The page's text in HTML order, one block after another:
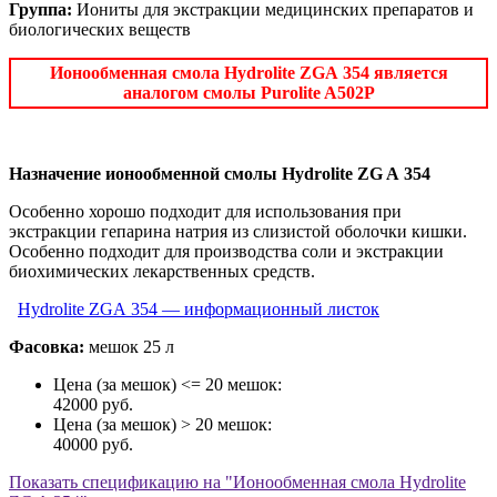
Группа: Иониты для экстракции медицинских препаратов и
биологических веществ
Ионообменная смола Hydrolite ZGA 354 является
аналогом смолы Purolite A502P
Назначение ионообменной смолы Hydrolite ZG A 354
Особенно хорошо подходит для использования при
экстракции гепарина натрия из слизистой оболочки кишки.
Особенно подходит для производства соли и экстракции
биохимических лекарственных средств.
Hydrolite ZGA 354 — информационный листок
Фасовка: мешок 25 л
Цена (за мешок) <= 20 мешок:
42000 руб.
Цена (за мешок) > 20 мешок:
40000 руб.
Показать спецификацию на "Ионообменная смола Hydrolite